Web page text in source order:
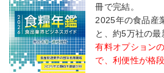
冊で完結。
2025年の食品産
と、約5万社の最
有料オプション
で、利便性が格